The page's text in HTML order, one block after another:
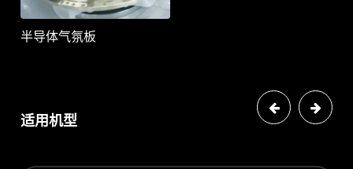
半导体气氛板
适用机型
上一个 下一个